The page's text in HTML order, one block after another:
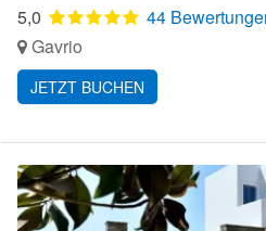
5,0
44
Gavrio
JETZT BUCHEN